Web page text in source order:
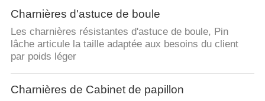
Charnières d'astuce de boule
Les charnières résistantes d'astuce de boule, Pin
lâche articule la taille adaptée aux besoins du client
par poids léger
Charnières de Cabinet de papillon